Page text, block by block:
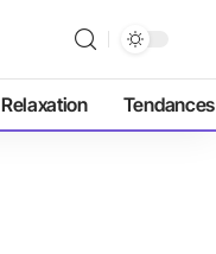
Relaxation Tendances